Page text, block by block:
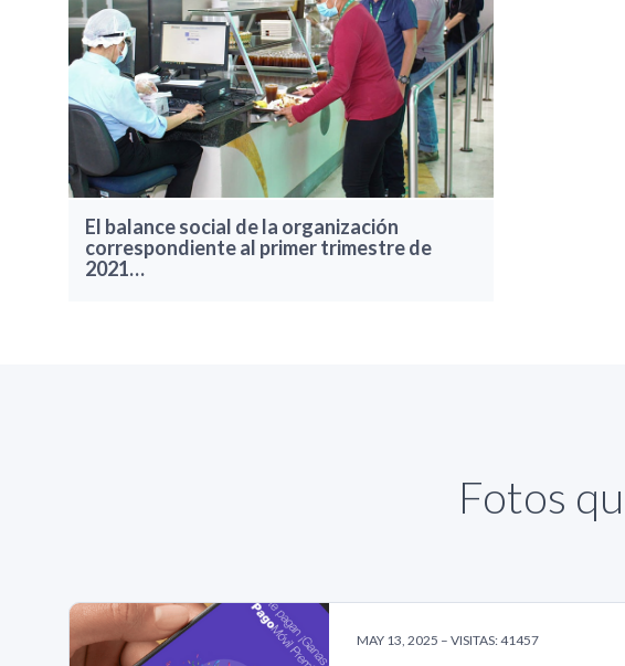
El balance social de la organización
correspondiente al primer trimestre de
2021…
Fotos
MAY 13, 2025 – VISITAS: 41457